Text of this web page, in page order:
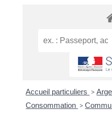
Accueil particuliers >
Consommation >